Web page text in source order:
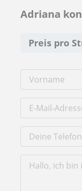
Adriana
Preis pro